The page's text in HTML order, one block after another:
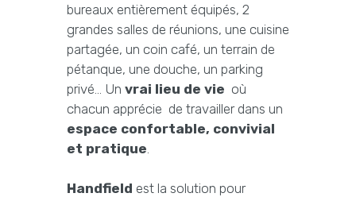
bureaux entièrement équipés, 2
grandes salles de réunions, une cuisine
partagée, un coin café, un terrain de
pétanque, une douche, un parking
privé... Un vrai lieu de vie où
chacun apprécie de travailler dans un
espace confortable, convivial
et pratique
Handfield est la solution pour